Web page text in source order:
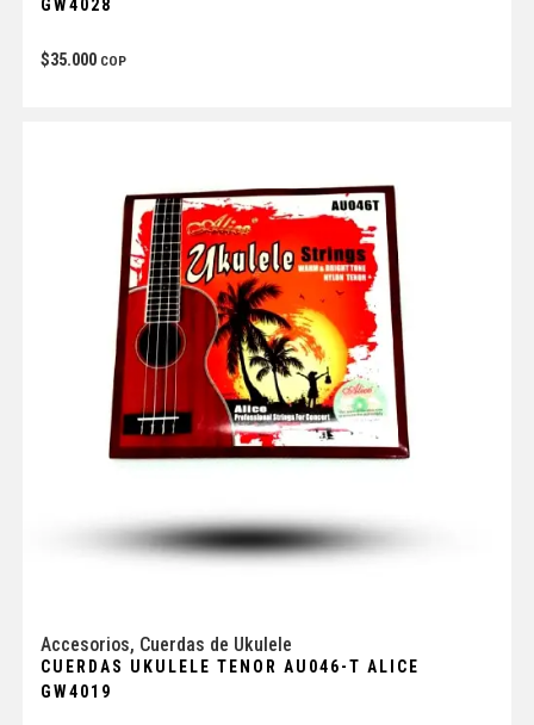
GW4028
$35.000 COP
Accesorios, Cuerdas de Ukulele
CUERDAS UKULELE TENOR AU046-T ALICE
GW4019